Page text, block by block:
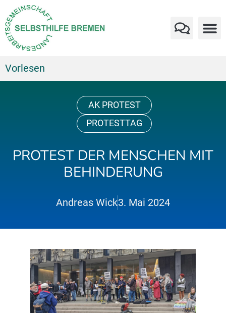
Vorlesen
AK PROTEST
PROTESTTAG
PROTEST DER MENSCHEN MIT
BEHINDERUNG
Andreas Wick3. Mai 2024